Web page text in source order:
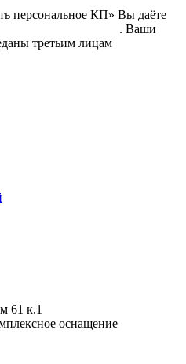
персональное КП» Вы даёте
. Ваши
третьим лицам
61 к.1
оснащение